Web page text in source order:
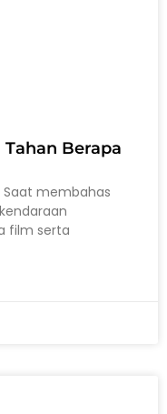
Berapa
Saat membahas
film serta